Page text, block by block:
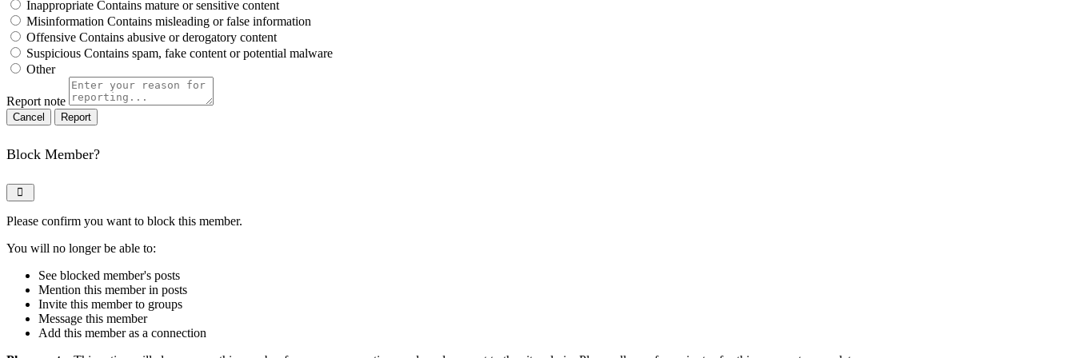
Inappropriate Contains mature or sensitive content
Misinformation Contains misleading or false information
Offensive Contains abusive or derogatory content
Suspicious Contains spam, fake content or potential malware
Other
Report note
Report
Block Member?
Please confirm you want to block this member.
You will no longer be able to:
See blocked member's posts
Mention this member in posts
Invite this member to groups
Message this member
Add this member as a connection